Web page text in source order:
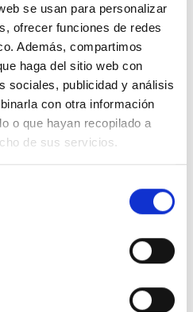
se usan para personalizar
ofrecer funciones de redes
Además, compartimos
haga del sitio web con
sociales, publicidad y análisis
con otra información
o que hayan recopilado a
de sus servicios.
dificultades que
personas con
al mundo laboral, el sector
enérgicamente que
nueva discriminación dentro
Empleo. Resulta paradójico
Centros realizan la misma
por su titularidad, forma o su
carente de sentido legal y
máximo
de la discapacidad sin